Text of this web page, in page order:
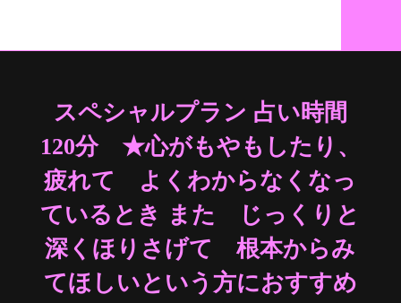
スペシャルプラン 占い時間
120分 ★​​​​心がもやもしたり、
疲れて よくわからなくなっ
ているとき​ ​​また じっくりと
深くほりさげて 根本からみ
てほしいという方におすすめ